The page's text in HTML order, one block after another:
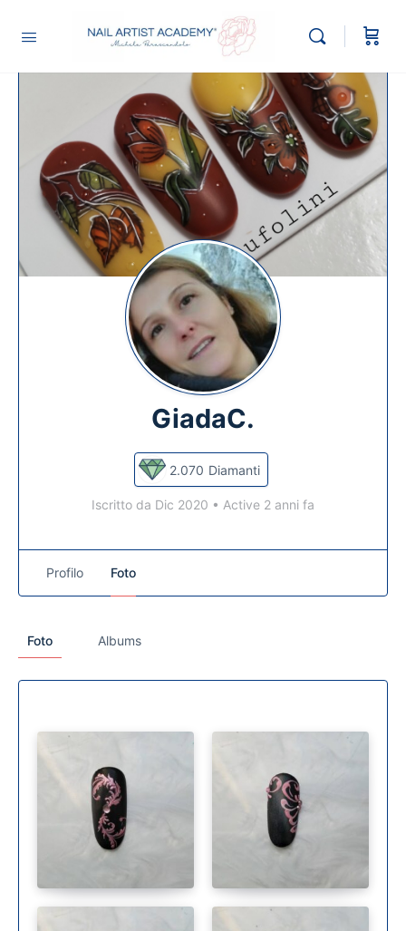
GiadaC.
2.070 Diamanti
Iscritto da Dic 2020 • Active 2 anni fa
Profilo Foto
Foto Albums